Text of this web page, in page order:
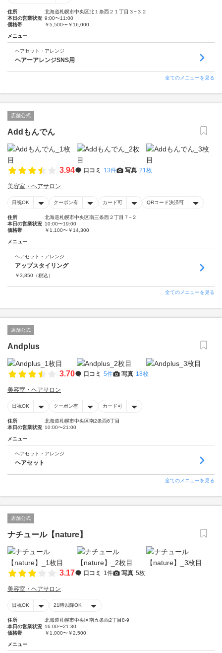
住所
北海道札幌市中央区北１条西２１丁目３−３２
本日の営業状況 9:00〜11:00
価格帯
￥5,500〜￥16,000
メニュー
ヘアセット・アレンジ
ヘアーアレンジSNS用
全てのメニューを見る
店舗公式
Addもんでん
3.94 口コミ 13件 写真 21枚
美容室・ヘアサロン
日祝OK クーポン有 カード可 QRコード決済可
住所
北海道札幌市中央区南三条西２丁目７−２
本日の営業状況 10:00〜19:00
価格帯
￥1,100〜￥14,300
メニュー
ヘアセット・アレンジ
アップスタイリング
￥3,850 （税込）
全てのメニューを見る
店舗公式
Andplus
3.70 口コミ 5件 写真 18枚
美容室・ヘアサロン
日祝OK クーポン有 カード可
住所
北海道札幌市中央区南2条西6丁目
本日の営業状況 10:00〜21:00
メニュー
ヘアセット・アレンジ
ヘアセット
全てのメニューを見る
店舗公式
ナチュール【nature】
3.17 口コミ 1件 写真 5枚
美容室・ヘアサロン
日祝OK 21時以降OK
住所
北海道札幌市中央区南五条西2丁目8-9
本日の営業状況 16:00〜21:30
価格帯
￥1,000〜￥2,500
メニュー